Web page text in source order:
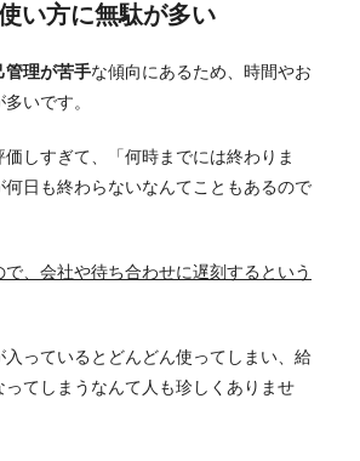
い方に無駄が多い
管理が苦手な傾向にあるため、時間やお
いです。
しすぎて、「何時までには終わりま
日も終わらないなんてこともあるので
、会社や待ち合わせに遅刻するという
入っているとどんどん使ってしまい、給
てしまうなんて人も珍しくありませ